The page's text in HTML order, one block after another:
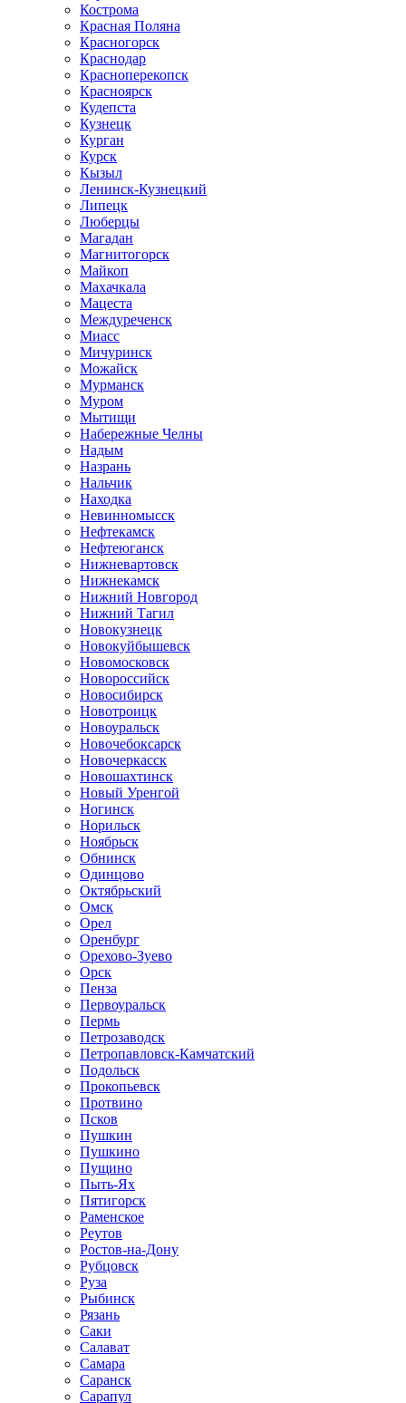
Кострома
Красная Поляна
Красногорск
Краснодар
Красноперекопск
Красноярск
Кудепста
Кузнецк
Курган
Курск
Кызыл
Ленинск-Кузнецкий
Липецк
Люберцы
Магадан
Магнитогорск
Майкоп
Махачкала
Мацеста
Междуреченск
Миасс
Мичуринск
Можайск
Мурманск
Муром
Мытищи
Набережные Челны
Надым
Назрань
Нальчик
Находка
Невинномысск
Нефтекамск
Нефтеюганск
Нижневартовск
Нижнекамск
Нижний Новгород
Нижний Тагил
Новокузнецк
Новокуйбышевск
Новомосковск
Новороссийск
Новосибирск
Новотроицк
Новоуральск
Новочебоксарск
Новочеркасск
Новошахтинск
Новый Уренгой
Ногинск
Норильск
Ноябрьск
Обнинск
Одинцово
Октябрьский
Омск
Орел
Оренбург
Орехово-Зуево
Орск
Пенза
Первоуральск
Пермь
Петрозаводск
Петропавловск-Камчатский
Подольск
Прокопьевск
Протвино
Псков
Пушкин
Пушкино
Пущино
Пыть-Ях
Пятигорск
Раменское
Реутов
Ростов-на-Дону
Рубцовск
Руза
Рыбинск
Рязань
Саки
Салават
Самара
Саранск
Сарапул